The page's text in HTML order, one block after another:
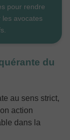
pour rendre
avocates
du
au sens strict,
action
dans la